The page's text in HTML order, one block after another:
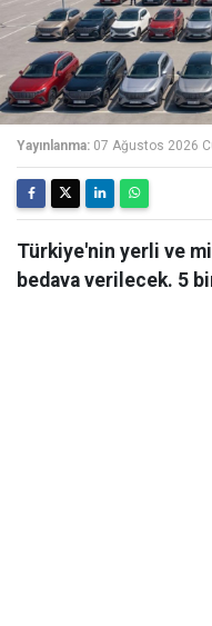
Yayınlanma: 07 Ağustos 2026
Türkiye'nin yerli ve
bedava verilecek. 5